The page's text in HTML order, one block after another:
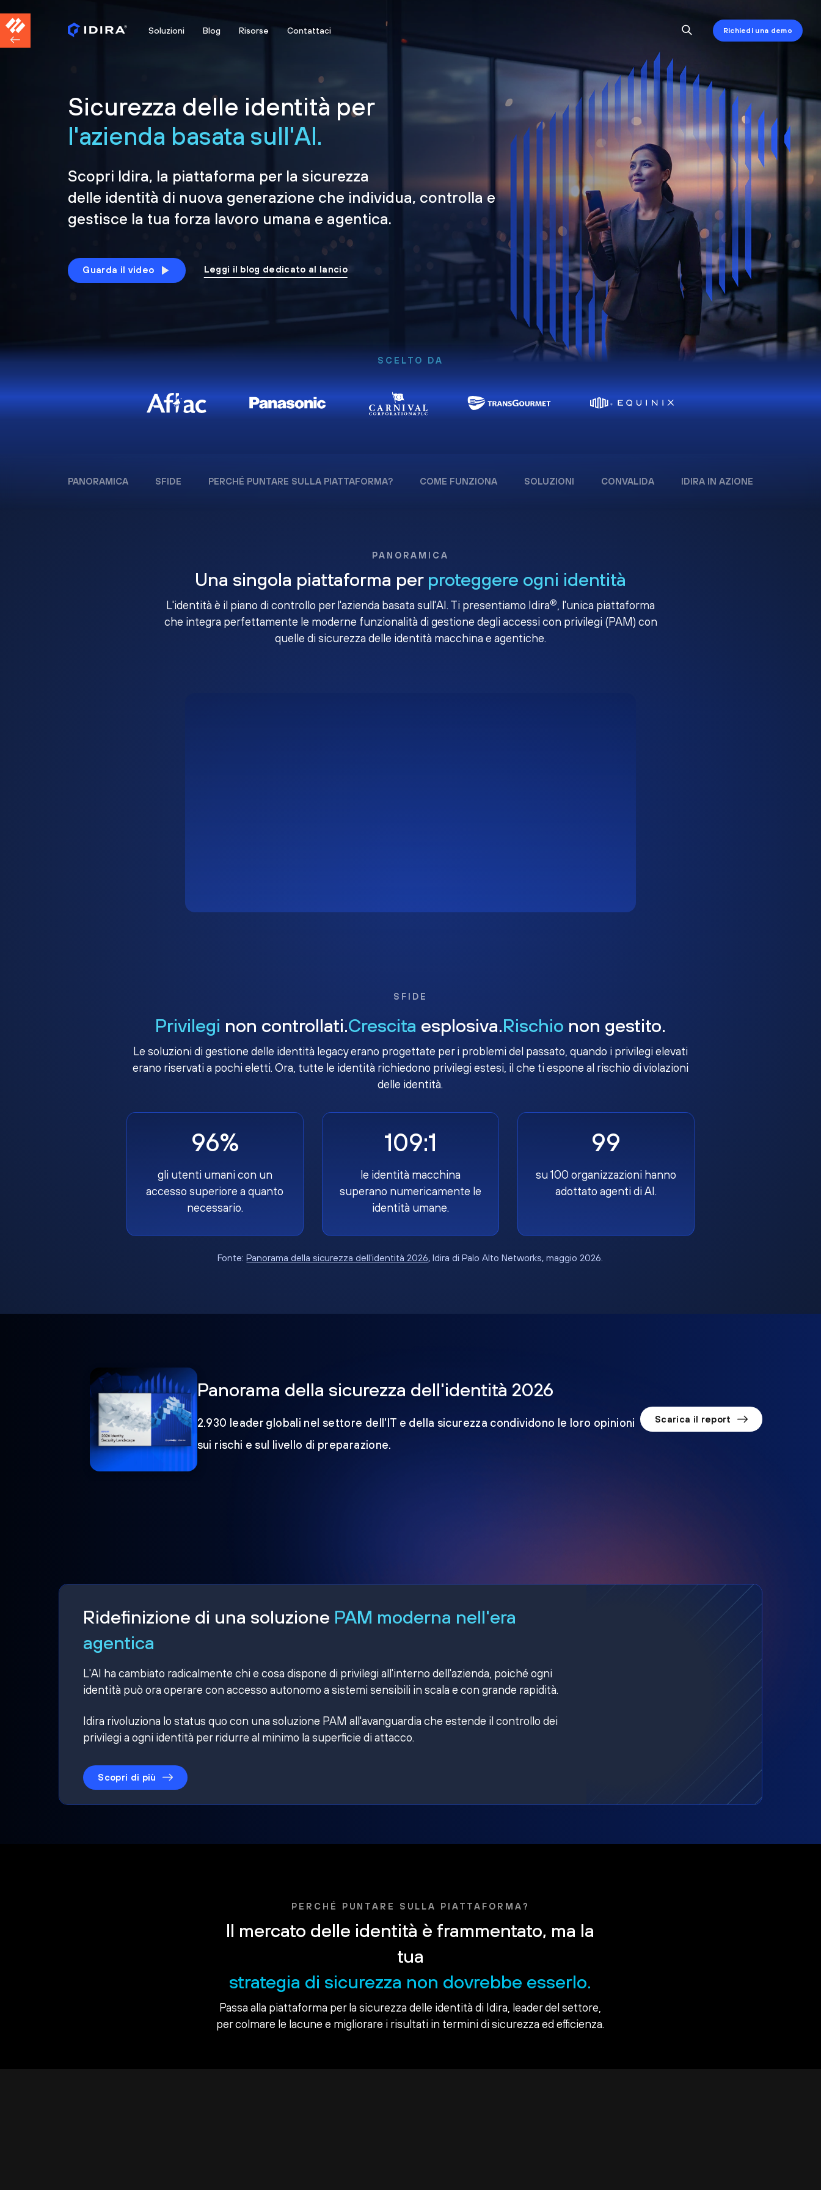
Soluzioni Blog Risorse Contattaci Richiedi una demo
Sicurezza delle identità per
l'azienda basata sull'AI.
Scopri Idira, la piattaforma per la sicurezza
delle identità di nuova generazione che individua, controlla e
gestisce la tua forza lavoro umana e agentica.
Guarda il video Leggi il blog dedicato al lancio
SCELTO DA
PANORAMICA SFIDE PERCHÉ PUNTARE SULLA PIATTAFORMA? COME FUNZIONA SOLUZIONI CONVALIDA IDIRA IN AZIONE
PANORAMICA
Una singola piattaforma per proteggere ogni identità
L'identità è il piano di controllo per l'azienda basata sull'AI. Ti presentiamo Idira®, l'unica piattaforma
che integra perfettamente le moderne funzionalità di gestione degli accessi con privilegi (PAM) con
quelle di sicurezza delle identità macchina e agentiche.
SFIDE
Privilegi non controllati.Crescita esplosiva.Rischio non gestito.
Le soluzioni di gestione delle identità legacy erano progettate per i problemi del passato, quando i privilegi elevati
erano riservati a pochi eletti. Ora, tutte le identità richiedono privilegi estesi, il che ti espone al rischio di violazioni
delle identità.
96%
gli utenti umani con un
accesso superiore a quanto
necessario.
109:1
le identità macchina
superano numericamente le
identità umane.
99
su 100 organizzazioni hanno
adottato agenti di AI.
Fonte:Panorama della sicurezza dell'identità 2026, Idira di Palo Alto Networks, maggio 2026.
Panorama della sicurezza dell'identità 2026
2.930 leader globali nel settore dell'IT e della sicurezza condividono le loro opinioni
sui rischi e sul livello di preparazione.
Scarica il report
Ridefinizione di una soluzione PAM moderna nell'era
agentica
L'AI ha cambiato radicalmente chi e cosa dispone di privilegi all'interno dell'azienda, poiché ogni
identità può ora operare con accesso autonomo a sistemi sensibili in scala e con grande rapidità.
Idira rivoluziona lo status quo con una soluzione PAM all'avanguardia che estende il controllo dei
privilegi a ogni identità per ridurre al minimo la superficie di attacco.
Scopri di più
PERCHÉ PUNTARE SULLA PIATTAFORMA?
Il mercato delle identità è frammentato, ma la
tua
strategia di sicurezza non dovrebbe esserlo.
Passa alla piattaforma per la sicurezza delle identità di Idira, leader del settore,
per colmare le lacune e migliorare i risultati in termini di sicurezza ed efficienza.